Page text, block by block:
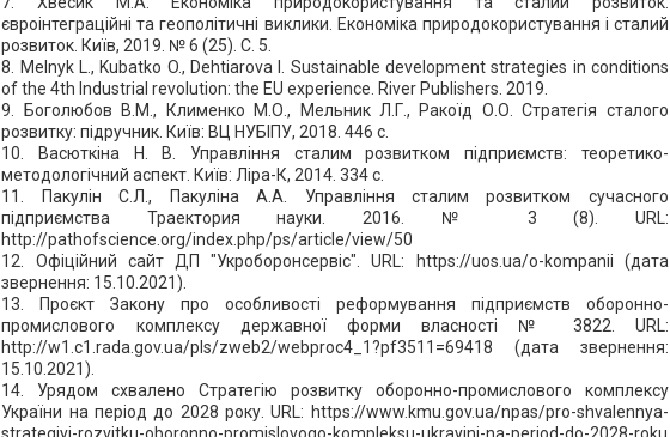
євроінтеграційні та геополітичні виклики. Економіка природокористування і сталий
розвиток. Київ, 2019. № 6 (25). С. 5.
8. Melnyk L., Kubatko O., Dehtiarova I. Sustainable development strategies in conditions
of the 4th Industrial revolution: the EU experience. River Publishers. 2019.
9. Боголюбов В.М., Клименко М.О., Мельник Л.Г., Ракоїд О.О. Стратегія сталого
розвитку: підручник. Київ: ВЦ НУБІПУ, 2018. 446 с.
10. Васюткіна Н. В. Управління сталим розвитком підприємств: теоретико-
методологічний аспект. Київ: Ліра-К, 2014. 334 с.
11. Пакулін С.Л., Пакуліна А.А. Управління сталим розвитком сучасного
підприємства Траектория науки. 2016. № 3 (8). URL:
http://pathofscience.org/index.php/ps/article/view/50
12. Офіційний сайт ДП "Укроборонсервіс". URL: https://uos.ua/o-kompanii (дата
звернення: 15.10.2021).
13. Проєкт Закону про особливості реформування підприємств оборонно-
промислового комплексу державної форми власності № 3822. URL:
http://w1.c1.rada.gov.ua/pls/zweb2/webproc4_1?pf3511=69418 (дата звернення:
15.10.2021).
14. Урядом схвалено Стратегію розвитку оборонно-промислового комплексу
України на період до 2028 року. URL: https://www.kmu.gov.ua/npas/pro-shvalennya-
strategiyi-rozvitku-oboronno-promislovogo-kompleksu-ukrayini-na-period-do-2028-roku